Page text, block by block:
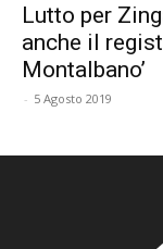
Lutto per
anche il
Montalbano’
- 5 Agosto 2019